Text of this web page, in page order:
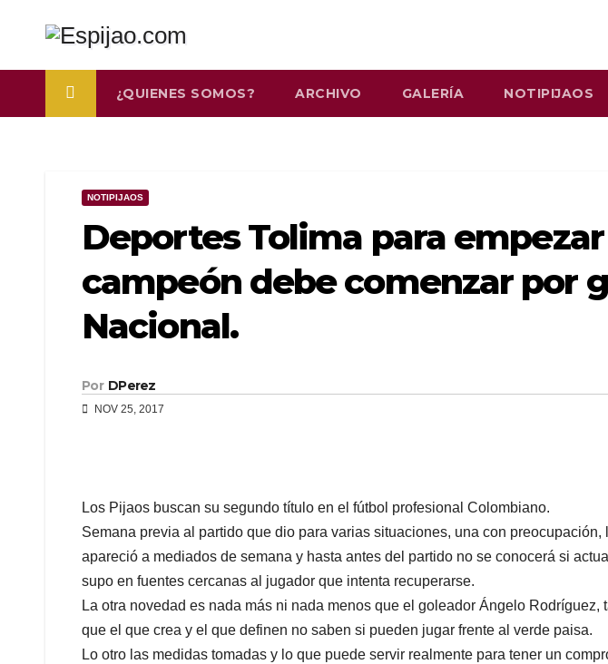
contenido
¿QUIENES SOMOS? ARCHIVO GALERÍA NOTIPIJAOS
NOTIPIJAOS
Deportes Tolima para
campeón debe comenzar por
Nacional.
Por DPerez
NOV 25, 2017
Los Pijaos buscan su segundo título en el fútbol profesional Colombiano.
Semana previa al partido que dio para varias situaciones, una con
apareció a mediados de semana y hasta antes del partido no se conocerá si
supo en fuentes cercanas al jugador que intenta recuperarse.
La otra novedad es nada más ni nada menos que el goleador Ángelo Rodríguez,
que el que crea y el que definen no saben si pueden jugar frente al verde paisa.
Lo otro las medidas tomadas y lo que puede servir realmente para tener un